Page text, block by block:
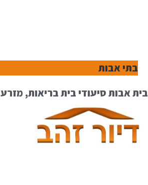
בתי אבות
בית אבות סיעודי בית בריאות, מזרע